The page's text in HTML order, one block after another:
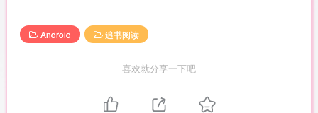
Android 追书阅读
喜欢就分享一下吧